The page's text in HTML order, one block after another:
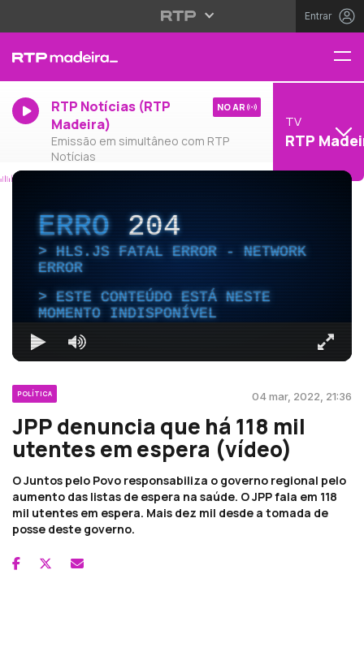
Entrar
RTP Notícias (RTP
Madeira)
Emissão em simultâneo com RTP
Notícias
NO AR
TV
RTP
ERRO204
HLS.JS FATAL ERROR - NETWORK
ERROR
ESTE CONTEÚDO ESTÁ NESTE
MOMENTO INDISPONÍVEL
POLÍTICA 04 mar, 2022, 21:36
JPP denuncia que há 118 mil
utentes em espera (vídeo)
O Juntos pelo Povo responsabiliza o governo regional pelo
aumento das listas de espera na saúde. O JPP fala em 118
mil utentes em espera. Mais dez mil desde a tomada de
posse deste governo.